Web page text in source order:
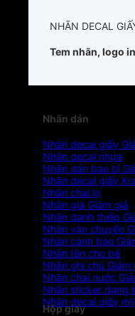
NHÃN DECAL
Tem nhãn, logo
Nhãn dán
Nhãn decal giấy
Nhãn decal nhựa
Nhãn dán bao bì
Nhãn decal giấy
Nhãn chai lọ
Nhãn giá
Nhãn danh thiếp
Nhãn vận chuyển
Nhãn cảnh báo
Nhãn tên cho bé
Nhãn ghi chú
Nhãn chai nước
Nhãn sticker dạng
Nhãn decal giấy
Hộp giấy